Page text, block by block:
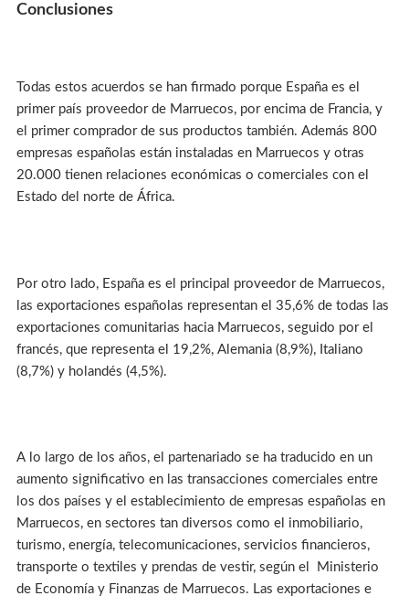
Conclusiones
Todas estos acuerdos se han firmado porque España es el
primer país proveedor de Marruecos, por encima de Francia, y
el primer comprador de sus productos también. Además 800
empresas españolas están instaladas en Marruecos y otras
20.000 tienen relaciones económicas o comerciales con el
Estado del norte de África.
Por otro lado, España es el principal proveedor de Marruecos,
las exportaciones españolas representan el 35,6% de todas las
exportaciones comunitarias hacia Marruecos, seguido por el
francés, que representa el 19,2%, Alemania (8,9%), Italiano
(8,7%) y holandés (4,5%).
A lo largo de los años, el partenariado se ha traducido en un
aumento significativo en las transacciones comerciales entre
los dos países y el establecimiento de empresas españolas en
Marruecos, en sectores tan diversos como el inmobiliario,
turismo, energía, telecomunicaciones, servicios financieros,
transporte o textiles y prendas de vestir, según el Ministerio
de Economía y Finanzas de Marruecos. Las exportaciones e